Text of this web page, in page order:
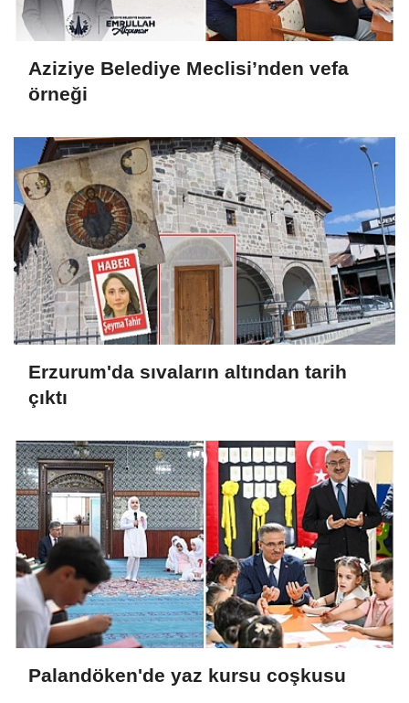
Aziziye Belediye Meclisi’nden vefa
örneği
Erzurum'da sıvaların altından tarih
çıktı
Palandöken'de yaz kursu coşkusu